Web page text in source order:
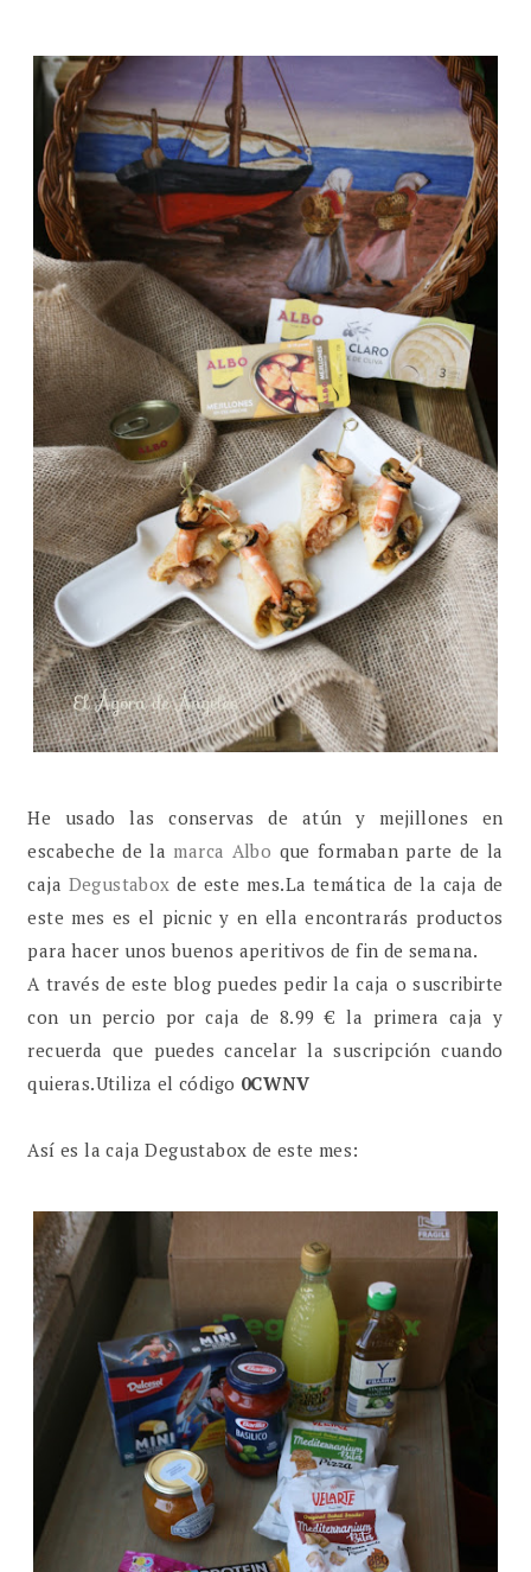
He usado las conservas de atún y mejillones en
escabeche de la marca Albo que formaban parte de la
caja Degustabox de este mes.La temática de la caja de
este mes es el picnic y en ella encontrarás productos
para hacer unos buenos aperitivos de fin de semana.
A través de este blog puedes pedir la caja o suscribirte
con un percio por caja de 8.99 € la primera caja y
recuerda que puedes cancelar la suscripción cuando
quieras.Utiliza el código 0CWNV
Así es la caja Degustabox de este mes: